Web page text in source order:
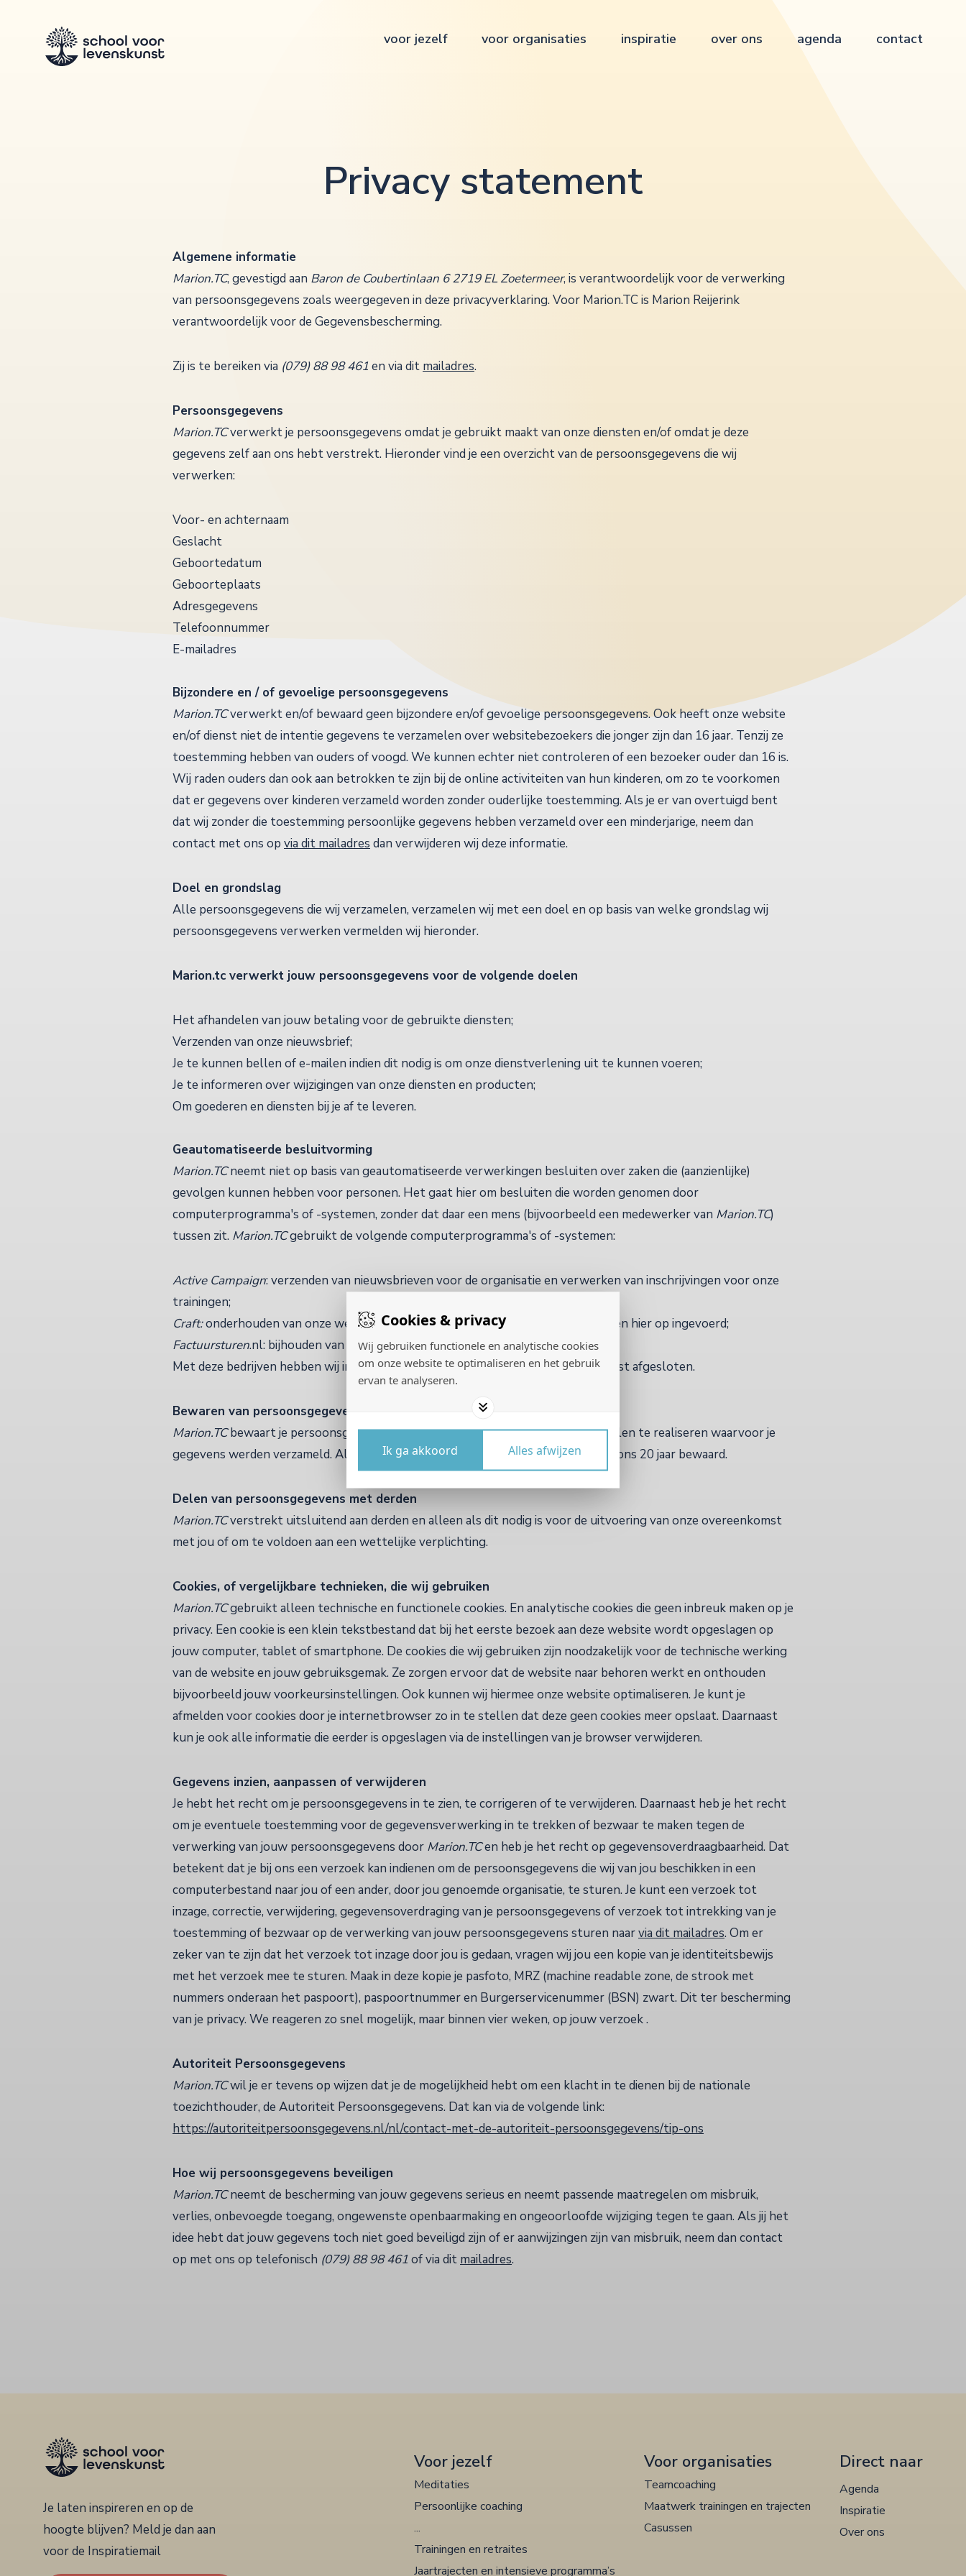
Cookies & privacy
Wij gebruiken functionele en analytische cookies
om onze website te optimaliseren en het gebruik
ervan te analyseren.
Ik ga akkoord Alles afwijzen
voor jezelf voor organisaties inspiratie over ons agenda contact
Privacy statement
Algemene informatie
Marion.TC, gevestigd aan Baron de Coubertinlaan 6 2719 EL Zoetermeer, is verantwoordelijk voor de verwerking
van persoonsgegevens zoals weergegeven in deze privacyverklaring. Voor Marion.TC is Marion Reijerink
verantwoordelijk voor de Gegevensbescherming.
Zij is te bereiken via (079) 88 98 461en via dit mailadres.
Persoonsgegevens
Marion.TCverwerkt je persoonsgegevens omdat je gebruikt maakt van onze diensten en/of omdat je deze
gegevens zelf aan ons hebt verstrekt. Hieronder vind je een overzicht van de persoonsgegevens die wij
verwerken:
Voor- en achternaam
Geslacht
Geboortedatum
Geboorteplaats
Adresgegevens
Telefoonnummer
E-mailadres
Bijzondere en / of gevoelige persoonsgegevens
Marion.TCverwerkt en/of bewaard geen bijzondere en/of gevoelige persoonsgegevens. Ook heeft onze website
en/of dienst niet de intentie gegevens te verzamelen over websitebezoekers die jonger zijn dan 16 jaar. Tenzij ze
toestemming hebben van ouders of voogd. We kunnen echter niet controleren of een bezoeker ouder dan 16 is.
Wij raden ouders dan ook aan betrokken te zijn bij de online activiteiten van hun kinderen, om zo te voorkomen
dat er gegevens over kinderen verzameld worden zonder ouderlijke toestemming. Als je er van overtuigd bent
dat wij zonder die toestemming persoonlijke gegevens hebben verzameld over een minderjarige, neem dan
contact met ons op via dit mailadres dan verwijderen wij deze informatie.
Doel en grondslag
Alle persoonsgegevens die wij verzamelen, verzamelen wij met een doel en op basis van welke grondslag wij
persoonsgegevens verwerken vermelden wij hieronder.
Marion.tc verwerkt jouw persoonsgegevens voor de volgende doelen
Het afhandelen van jouw betaling voor de gebruikte diensten;
Verzenden van onze nieuwsbrief;
Je te kunnen bellen of e-mailen indien dit nodig is om onze dienstverlening uit te kunnen voeren;
Je te informeren over wijzigingen van onze diensten en producten;
Om goederen en diensten bij je af te leveren.
Geautomatiseerde besluitvorming
Marion.TCneemt niet op basis van geautomatiseerde verwerkingen besluiten over zaken die (aanzienlijke)
gevolgen kunnen hebben voor personen. Het gaat hier om besluiten die worden genomen door
computerprogramma's of -systemen, zonder dat daar een mens (bijvoorbeeld een medewerker van Marion.TC)
tussen zit. Marion.TCgebruikt de volgende computerprogramma's of -systemen:
Active Campaign: verzenden van nieuwsbrieven voor de organisatie en verwerken van inschrijvingen voor onze
trainingen;
Craft:onderhouden van onze website, inschrijvingen voor onze nieuwsbrief worden hier op ingevoerd;
Factuursturen.nl: bijhouden van onze administratie.
Met deze bedrijven hebben wij indien van toepassing een verwerkersovereenkomst afgesloten.
Bewaren van persoonsgegevens
Marion.TCbewaart je persoonsgegevens niet langer dan strikt nodig is om de doelen te realiseren waarvoor je
gegevens werden verzameld. Alle persoonsgegevens die wij bewaren worden bij ons 20 jaar bewaard.
Delen van persoonsgegevens met derden
Marion.TCverstrekt uitsluitend aan derden en alleen als dit nodig is voor de uitvoering van onze overeenkomst
met jou of om te voldoen aan een wettelijke verplichting.
Cookies, of vergelijkbare technieken, die wij gebruiken
Marion.TCgebruikt alleen technische en functionele cookies. En analytische cookies die geen inbreuk maken op je
privacy. Een cookie is een klein tekstbestand dat bij het eerste bezoek aan deze website wordt opgeslagen op
jouw computer, tablet of smartphone. De cookies die wij gebruiken zijn noodzakelijk voor de technische werking
van de website en jouw gebruiksgemak. Ze zorgen ervoor dat de website naar behoren werkt en onthouden
bijvoorbeeld jouw voorkeursinstellingen. Ook kunnen wij hiermee onze website optimaliseren. Je kunt je
afmelden voor cookies door je internetbrowser zo in te stellen dat deze geen cookies meer opslaat. Daarnaast
kun je ook alle informatie die eerder is opgeslagen via de instellingen van je browser verwijderen.
Gegevens inzien, aanpassen of verwijderen
Je hebt het recht om je persoonsgegevens in te zien, te corrigeren of te verwijderen. Daarnaast heb je het recht
om je eventuele toestemming voor de gegevensverwerking in te trekken of bezwaar te maken tegen de
verwerking van jouw persoonsgegevens door Marion.TCen heb je het recht op gegevensoverdraagbaarheid. Dat
betekent dat je bij ons een verzoek kan indienen om de persoonsgegevens die wij van jou beschikken in een
computerbestand naar jou of een ander, door jou genoemde organisatie, te sturen. Je kunt een verzoek tot
inzage, correctie, verwijdering, gegevensoverdraging van je persoonsgegevens of verzoek tot intrekking van je
toestemming of bezwaar op de verwerking van jouw persoonsgegevens sturen naarvia dit mailadres. Om er
zeker van te zijn dat het verzoek tot inzage door jou is gedaan, vragen wij jou een kopie van je identiteitsbewijs
met het verzoek mee te sturen. Maak in deze kopie je pasfoto, MRZ (machine readable zone, de strook met
nummers onderaan het paspoort), paspoortnummer en Burgerservicenummer (BSN) zwart. Dit ter bescherming
van je privacy. We reageren zo snel mogelijk, maar binnen vier weken, op jouw verzoek .
Autoriteit Persoonsgegevens
Marion.TCwil je er tevens op wijzen dat je de mogelijkheid hebt om een klacht in te dienen bij de nationale
toezichthouder, de Autoriteit Persoonsgegevens. Dat kan via de volgende link:
https://autoriteitpersoonsgegevens.nl/nl/contact-met-de-autoriteit-persoonsgegevens/tip-ons
Hoe wij persoonsgegevens beveiligen
Marion.TCneemt de bescherming van jouw gegevens serieus en neemt passende maatregelen om misbruik,
verlies, onbevoegde toegang, ongewenste openbaarmaking en ongeoorloofde wijziging tegen te gaan. Als jij het
idee hebt dat jouw gegevens toch niet goed beveiligd zijn of er aanwijzingen zijn van misbruik, neem dan contact
op met ons op telefonisch (079) 88 98 461 of via dit mailadres.
Je laten inspireren en op de
hoogte blijven? Meld je dan aan
voor de Inspiratiemail
Voor jezelf
Meditaties
Persoonlijke coaching
...
Trainingen en retraites
Jaartrajecten en intensieve programma’s
Voor organisaties
Teamcoaching
Maatwerk trainingen en trajecten
Casussen
Direct naar
Agenda
Inspiratie
Over ons